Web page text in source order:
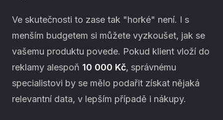
Ve skutečnosti to zase tak "horké" není. I s
menším budgetem si můžete vyzkoušet, jak se
vašemu produktu povede. Pokud klient vloží do
reklamy alespoň 10 000 Kč, správnému
specialistovi by se mělo podařit získat nějaká
relevantní data, v lepším případě i nákupy.